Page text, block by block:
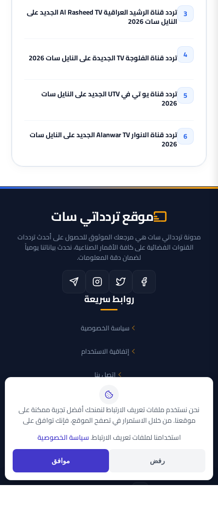
تردد قناة الرشيد العراقية Al Rasheed TV الجديد على
النايل سات 2026
تردد قناة الفلوجة TV الجديدة على النايل سات 2026
تردد قناة يو تي في UTV الجديد على النايل سات
2026
تردد قناة الانوار Alanwar TV الجديد على النايل سات
2026
موقع تردداتي سات
مدونة تردداتي سات هي مرجعك الموثوق للحصول على أحدث ترددات
القنوات الفضائية على كافة الأقمار الصناعية، نحدث بياناتنا يومياً
لضمان دقة المعلومات.
روابط سريعة
سياسة الخصوصية
إتفاقية الاستخدام
اتصل بنا
الأقمار الصناعية
نايل سات
عرب سات
نحن نستخدم ملفات تعريف الارتباط لنمنحك أفضل تجربة ممكنة على
موقعنا. من خلال الاستمرار في تصفح الموقع، فإنك توافق على
استخدامنا لملفات تعريف الارتباط.سياسة الخصوصية
رفض موافق